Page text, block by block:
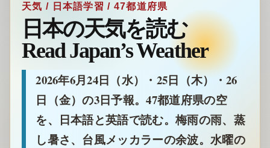
天気 / 日本語学習 / 47都道府県
日本の天気を読む
Read Japan’s Weather
2026年6月24日（水）・25日（木）・26
日（金）の3日予報。47都道府県の空
を、日本語と英語で読む。梅雨の雨、蒸
し暑さ、台風メッカラーの余波。水曜の